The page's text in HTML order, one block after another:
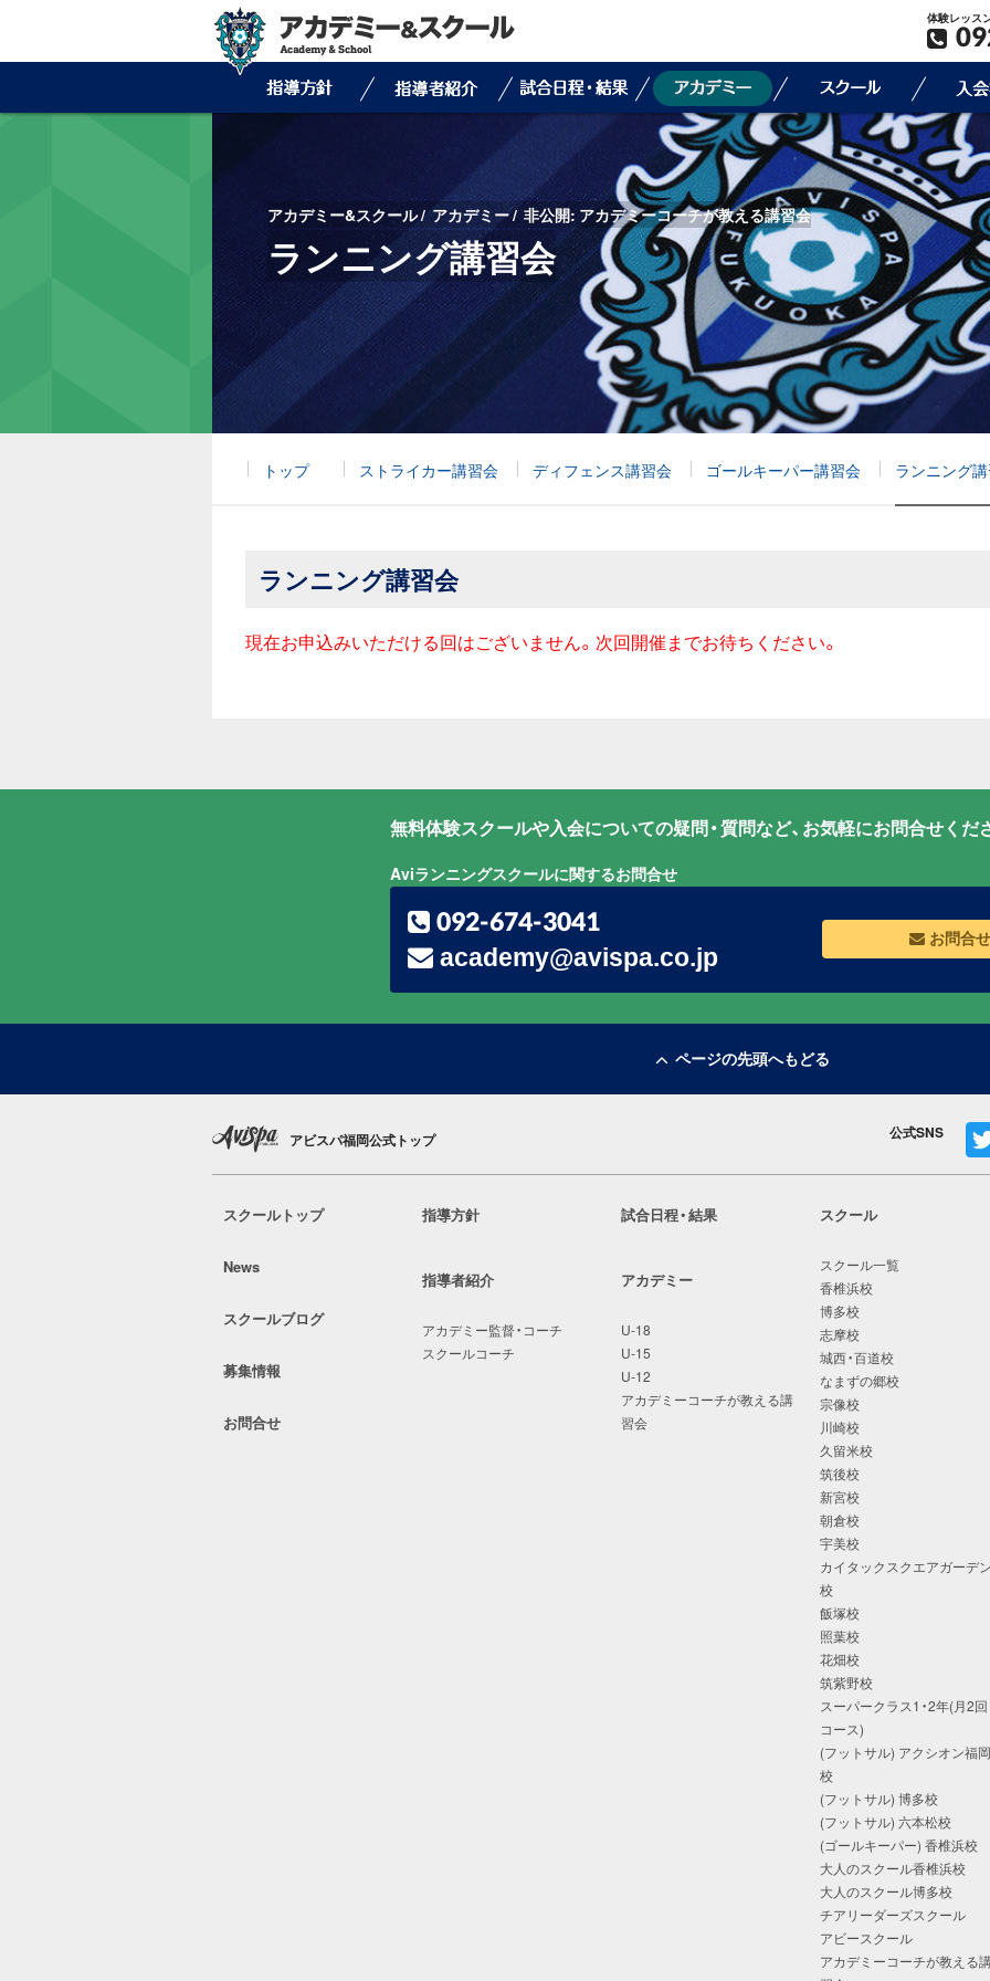
アカデミー&スクール アカデミー 非公開: アカデミーコーチが教える講習会
ランニング講習会
体験レッス
トップ ストライカー講習会 ディフェンス講習会 ゴールキーパー講習会 ランニング
ランニング講習会
現在お申込みいただける回はございません。次回開催までお待ちください。
無料体験スクールや入会についての疑問・質問など、お気軽にお問合せくだ
Aviランニングスクールに関するお問合せ
092-674-3041
academy@avispa.co.jp
お問合せ
ページの先頭へもどる
アビスパ福岡公式トップ 公式SNS
スクールトップ
News
スクールブログ
募集情報
お問合せ
指導方針
指導者紹介
アカデミー監督・コーチ
スクールコーチ
試合日程・結果
アカデミー
U-18
U-15
U-12
アカデミーコーチが教える講
習会
スクール
スクール一覧
香椎浜校
博多校
志摩校
城西・百道校
なまずの郷校
宗像校
川崎校
久留米校
筑後校
新宮校
朝倉校
宇美校
カイタックスクエアガーデン
校
飯塚校
照葉校
花畑校
筑紫野校
スーパークラス1・2年(月2回
コース)
(フットサル) アクシオン福岡
校
(フットサル) 博多校
(フットサル) 六本松校
(ゴールキーパー) 香椎浜校
大人のスクール香椎浜校
大人のスクール博多校
チアリーダーズスクール
アビースクール
アカデミーコーチが教える